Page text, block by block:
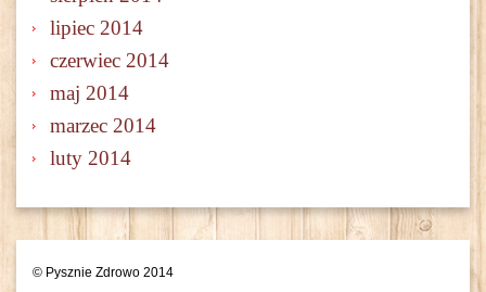
lipiec 2014
czerwiec 2014
maj 2014
marzec 2014
luty 2014
© Pysznie Zdrowo 2014